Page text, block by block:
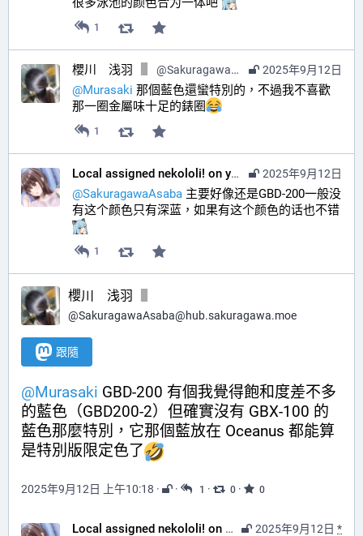
1
2025年9月12日
櫻川 浅羽 @SakuragawaAsaba@hub.sakuragawa.moe
@Murasaki 那個藍色還蠻特別的，不過我不喜歡
那一圈金屬味十足的錶圈
1
2025年9月12日
Local assigned nekololi! on your timeline :nacholook:
@SakuragawaAsaba 主要好像还是GBD-200一般没
1
櫻川 浅羽
@SakuragawaAsaba@hub.sakuragawa.moe
跟隨
@Murasaki GBD-200 有個我覺得飽和度差不多
的藍色（GBD200-2）但確實沒有 GBX-100 的
藍色那麼特別，它那個藍放在 Oceanus 都能算
是特別版限定色了
2025年9月12日 上午10:18 · · 1 · 0 · 0
2025年9月12日 *
Local assigned nekololi! on your timeline :nacholook: